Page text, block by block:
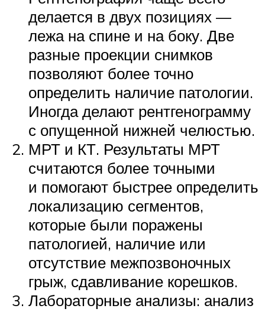
делается в двух позициях —
лежа на спине и на боку. Две
разные проекции снимков
позволяют более точно
определить наличие патологии.
Иногда делают рентгенограмму
с опущенной нижней челюстью.
МРТ и КТ. Результаты МРТ
считаются более точными
и помогают быстрее определить
локализацию сегментов,
которые были поражены
патологией, наличие или
отсутствие межпозвоночных
грыж, сдавливание корешков.
Лабораторные анализы: анализ